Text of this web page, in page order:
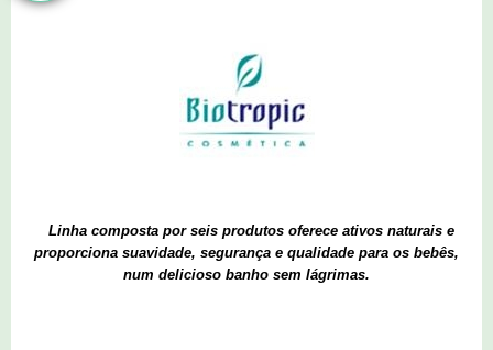
Linha composta por seis produtos oferece ativos naturais e
proporciona suavidade, segurança e qualidade para os bebês,
num delicioso banho sem lágrimas.